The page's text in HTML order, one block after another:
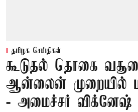
தமிழக செய்திகள்
கூடுதல் தொகை
ஆன்லைன் முறையில்
- அமைச்சர் விக்னேஷ்